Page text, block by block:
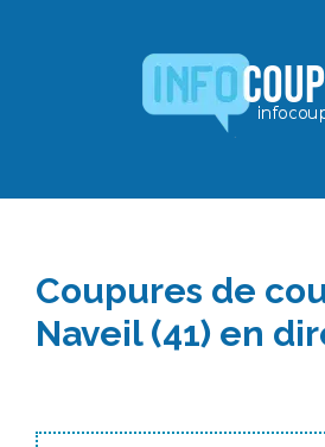
Coupures de
Naveil (41) en